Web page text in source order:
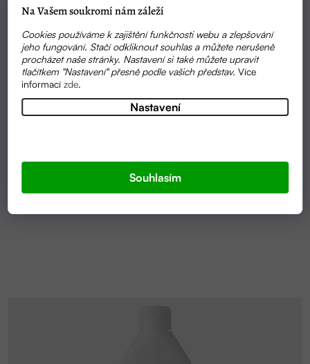
Na Vašem soukromí nám záleží
Cookies používáme k zajištění funkčnosti webu a zlepšování
jeho fungování. Stačí odkliknout souhlas a můžete nerušeně
procházet naše stránky. Nastavení si také můžete upravit
tlačítkem "Nastavení" přesně podle vašich představ.Více
informacízde.
Nastavení
Souhlasím